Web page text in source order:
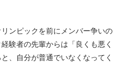
ンピックを前にメンバー争いの
験者の先輩からは「良くも悪く
、自分が普通でいなくなってく